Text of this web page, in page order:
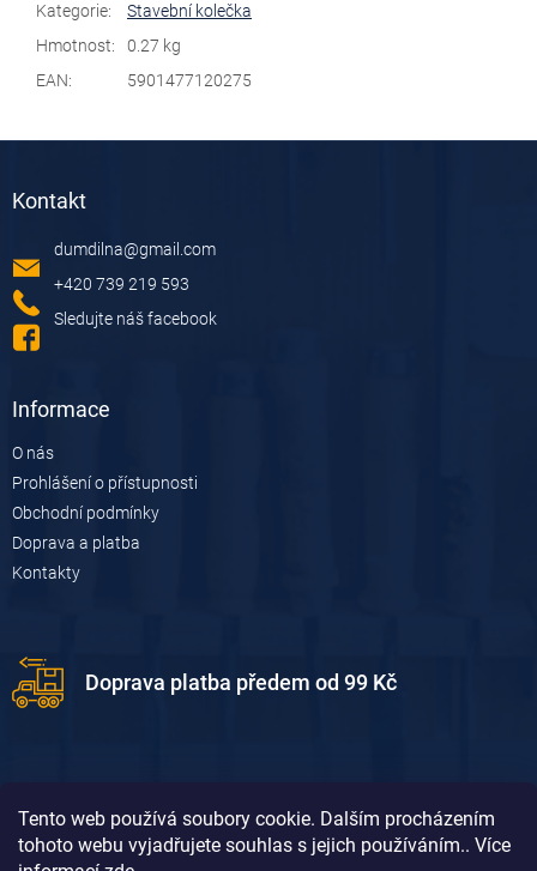
Tento web používá soubory cookie. Dalším procházením
tohoto webu vyjadřujete souhlas s jejich používáním.. Více
Kategorie:
Stavební kolečka
Hmotnost:
0.27 kg
EAN: 5901477120275
Kontakt
dumdilna@gmail.com
+420 739 219 593
Sledujte náš facebook
Informace
O nás
Prohlášení o přístupnosti
Obchodní podmínky
Doprava a platba
Kontakty
Doprava platba předem od 99 Kč